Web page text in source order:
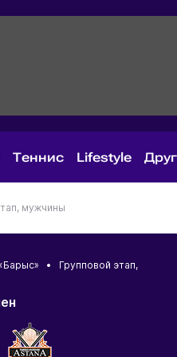
Теннис Lifestyle
мужчины
• Групповой этап,